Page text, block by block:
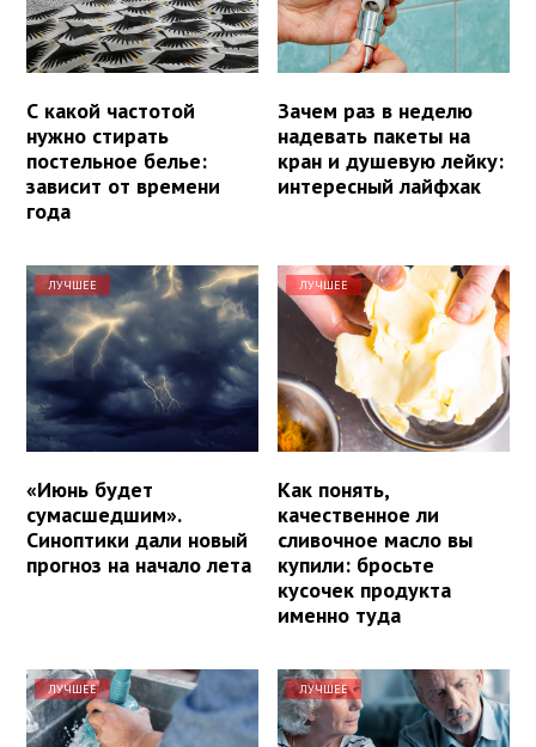
С какой частотой
нужно стирать
постельное белье:
зависит от времени
года
Зачем раз в неделю
надевать пакеты на
кран и душевую лейку:
интересный лайфхак
ЛУЧШЕЕ
«Июнь будет
сумасшедшим».
Синоптики дали новый
прогноз на начало лета
ЛУЧШЕЕ
Как понять,
качественное ли
сливочное масло вы
купили: бросьте
кусочек продукта
именно туда
ЛУЧШЕЕ ЛУЧШЕЕ